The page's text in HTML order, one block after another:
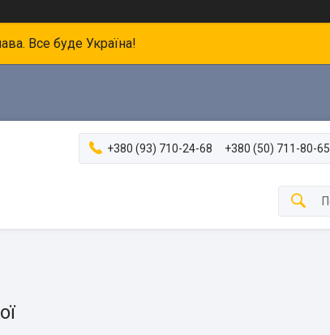
Все буде Україна!
+380 (93) 710-24-68 +380 (50) 711-80-65